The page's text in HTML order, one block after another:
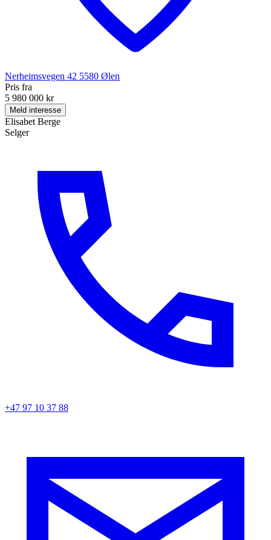
Nerheimsvegen 42 5580 Ølen
Pris fra
5 980 000 kr
Meld interesse
Elisabet Berge
Selger
+47 97 10 37 88